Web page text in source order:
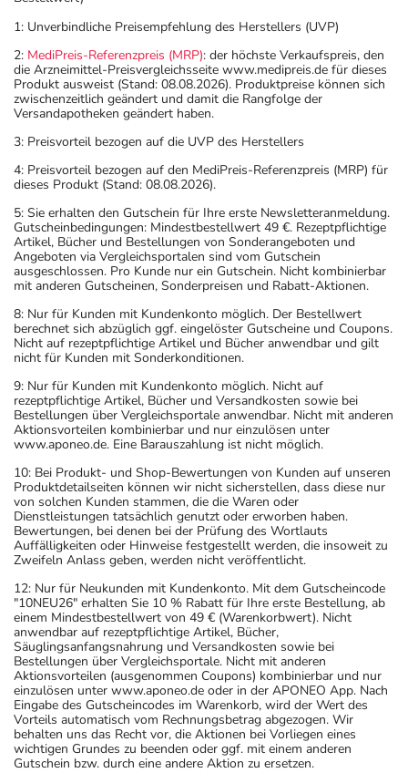
1: Unverbindliche Preisempfehlung des Herstellers (UVP)
2: MediPreis-Referenzpreis (MRP): der höchste Verkaufspreis, den
die Arzneimittel-Preisvergleichsseite www.medipreis.de für dieses
Produkt ausweist (Stand: 08.08.2026). Produktpreise können sich
zwischenzeitlich geändert und damit die Rangfolge der
Versandapotheken geändert haben.
3: Preisvorteil bezogen auf die UVP des Herstellers
4: Preisvorteil bezogen auf den MediPreis-Referenzpreis (MRP) für
dieses Produkt (Stand: 08.08.2026).
5: Sie erhalten den Gutschein für Ihre erste Newsletteranmeldung.
Gutscheinbedingungen: Mindestbestellwert 49 €. Rezeptpflichtige
Artikel, Bücher und Bestellungen von Sonderangeboten und
Angeboten via Vergleichsportalen sind vom Gutschein
ausgeschlossen. Pro Kunde nur ein Gutschein. Nicht kombinierbar
mit anderen Gutscheinen, Sonderpreisen und Rabatt-Aktionen.
8: Nur für Kunden mit Kundenkonto möglich. Der Bestellwert
berechnet sich abzüglich ggf. eingelöster Gutscheine und Coupons.
Nicht auf rezeptpflichtige Artikel und Bücher anwendbar und gilt
nicht für Kunden mit Sonderkonditionen.
9: Nur für Kunden mit Kundenkonto möglich. Nicht auf
rezeptpflichtige Artikel, Bücher und Versandkosten sowie bei
Bestellungen über Vergleichsportale anwendbar. Nicht mit anderen
Aktionsvorteilen kombinierbar und nur einzulösen unter
www.aponeo.de. Eine Barauszahlung ist nicht möglich.
10: Bei Produkt- und Shop-Bewertungen von Kunden auf unseren
Produktdetailseiten können wir nicht sicherstellen, dass diese nur
von solchen Kunden stammen, die die Waren oder
Dienstleistungen tatsächlich genutzt oder erworben haben.
Bewertungen, bei denen bei der Prüfung des Wortlauts
Auffälligkeiten oder Hinweise festgestellt werden, die insoweit zu
Zweifeln Anlass geben, werden nicht veröffentlicht.
12: Nur für Neukunden mit Kundenkonto. Mit dem Gutscheincode
"10NEU26" erhalten Sie 10 % Rabatt für Ihre erste Bestellung, ab
einem Mindestbestellwert von 49 € (Warenkorbwert). Nicht
anwendbar auf rezeptpflichtige Artikel, Bücher,
Säuglingsanfangsnahrung und Versandkosten sowie bei
Bestellungen über Vergleichsportale. Nicht mit anderen
Aktionsvorteilen (ausgenommen Coupons) kombinierbar und nur
einzulösen unter www.aponeo.de oder in der APONEO App. Nach
Eingabe des Gutscheincodes im Warenkorb, wird der Wert des
Vorteils automatisch vom Rechnungsbetrag abgezogen. Wir
behalten uns das Recht vor, die Aktionen bei Vorliegen eines
wichtigen Grundes zu beenden oder ggf. mit einem anderen
Gutschein bzw. durch eine andere Aktion zu ersetzen.